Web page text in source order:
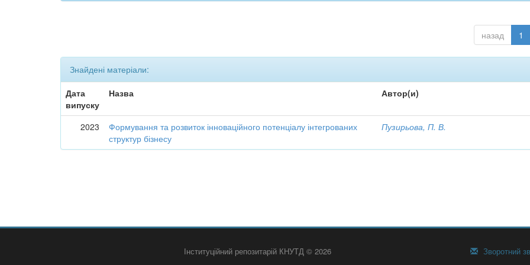
назад 1
Знайдені матеріали:
Дата
випуску
Назва Автор(и)
2023
Формування та розвиток інноваційного потенціалу інтегрованих
структур бізнесу
Пузирьова, П. В.
Інституційний репозитарій КНУТД © 2026 Зворотний